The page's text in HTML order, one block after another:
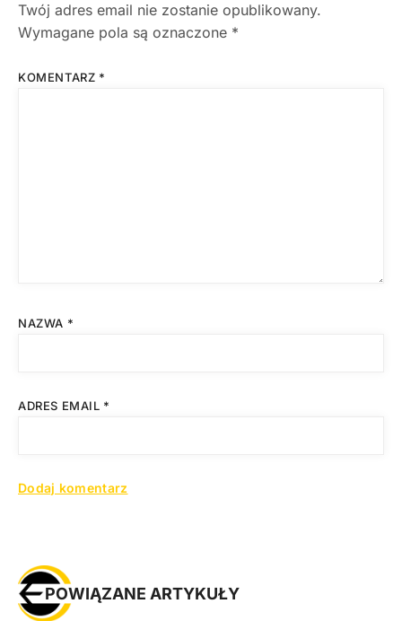
Twój adres email nie zostanie opublikowany.
Wymagane pola są oznaczone *
KOMENTARZ *
NAZWA *
ADRES EMAIL *
POWIĄZANE ARTYKUŁY